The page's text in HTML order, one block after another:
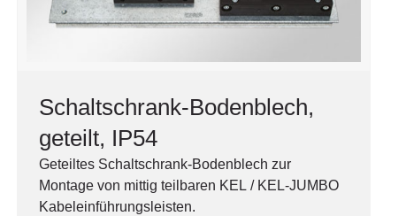
Schaltschrank-Bodenblech,
geteilt, IP54
Geteiltes Schaltschrank-Bodenblech zur
Montage von mittig teilbaren KEL / KEL-JUMBO
Kabeleinführungsleisten.